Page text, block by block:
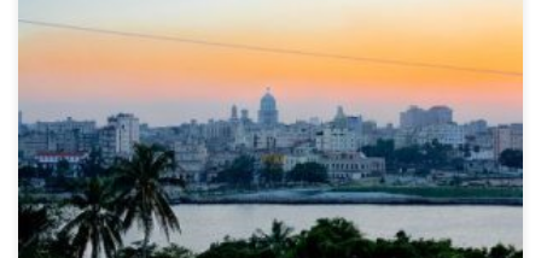
Federica Mogherini, la Alta Representante de Política Exterior y
Seguridad Común de la Unión Europea, viajó a Cuba el pasado 23
y 24 de marzo. Según el comunicado de la diplomacia europea
difundido el 13 de marzo, se trata de «un momento crucial para
las negociaciones entre la Unión Europea […]